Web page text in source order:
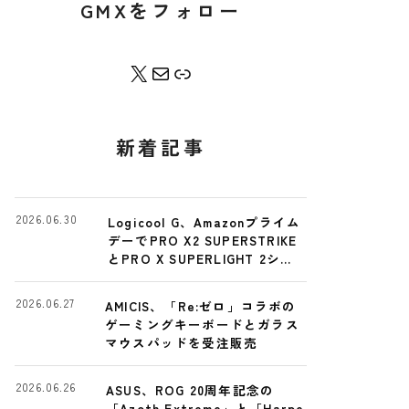
GMXをフォロー
X Contact Me Bento
新着記事
Logicool G、Amazonプライム
デーでPRO X2 SUPERSTRIKE
とPRO X SUPERLIGHT 2シリ
ーズを特別価格に
2026.06.30
AMICIS、「Re:ゼロ」コラボの
ゲーミングキーボードとガラス
マウスパッドを受注販売
2026.06.27
ASUS、ROG 20周年記念の
2026.06.26